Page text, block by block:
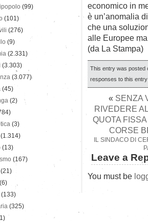
economico in
è un’anomalia
che una
alle Europee
(da La Stampa)
This entry was posted
responses to this
« SENZA
RIVEDERE
QUOTA
CORSE
IL SINDACO DI
Leave a
You must be
(99)
(101)
(276)
(9)
(2.331)
(3.303)
(3.077)
(45)
(2)
(3)
(1.314)
(13)
(167)
(21)
(6)
(133)
(325)